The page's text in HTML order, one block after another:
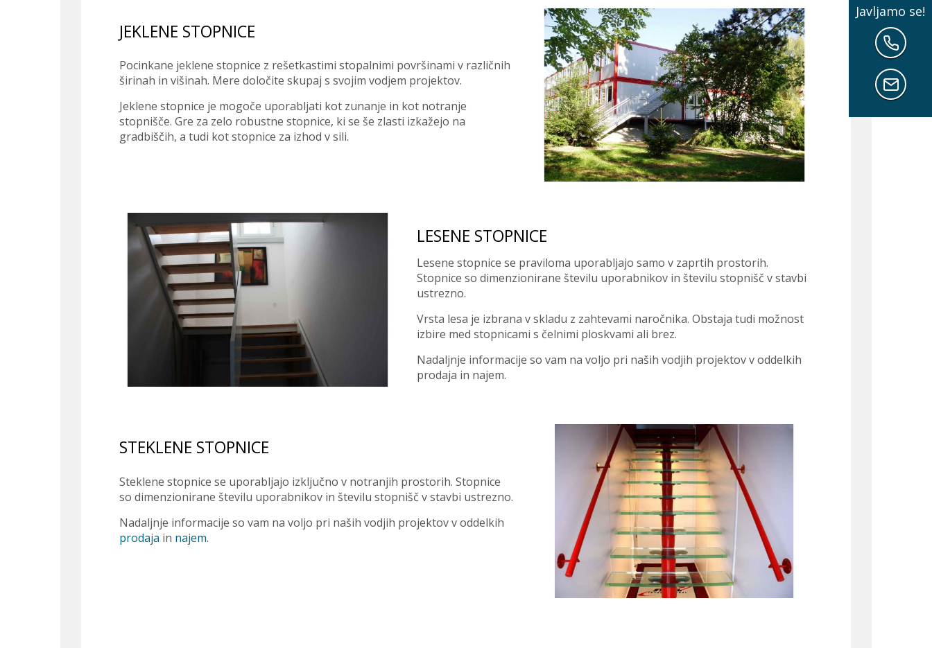
JEKLENE STOPNICE
Pocinkane jeklene stopnice z rešetkastimi stopalnimi površinami v različnih
širinah in višinah. Mere določite skupaj s svojim vodjem projektov.
Jeklene stopnice je mogoče uporabljati kot zunanje in kot notranje
stopnišče. Gre za zelo robustne stopnice, ki se še zlasti izkažejo na
gradbiščih, a tudi kot stopnice za izhod v sili.
LESENE STOPNICE
Lesene stopnice se praviloma uporabljajo samo v zaprtih prostorih.
Stopnice so dimenzionirane številu uporabnikov in številu stopnišč v stavbi
ustrezno.
Vrsta lesa je izbrana v skladu z zahtevami naročnika. Obstaja tudi možnost
izbire med stopnicami s čelnimi ploskvami ali brez.
Nadaljnje informacije so vam na voljo pri naših vodjih projektov v oddelkih
prodaja in najem.
STEKLENE STOPNICE
Steklene stopnice se uporabljajo izključno v notranjih prostorih. Stopnice
so dimenzionirane številu uporabnikov in številu stopnišč v stavbi ustrezno.
Nadaljnje informacije so vam na voljo pri naših vodjih projektov v oddelkih
prodaja in najem.
Javljamo se!
klic
nam